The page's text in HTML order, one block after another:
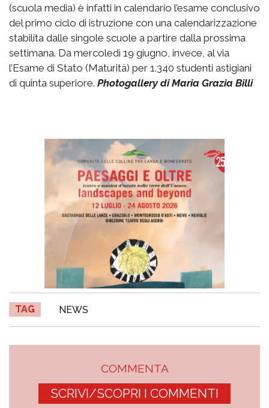
(scuola media) è infatti in calendario l’esame conclusivo
del primo ciclo di istruzione con una calendarizzazione
stabilita dalle singole scuole a partire dalla prossima
settimana. Da mercoledì 19 giugno, invece, al via
l’Esame di Stato (Maturità) per 1.340 studenti astigiani
di quinta superiore. Photogallery di Maria Grazia Billi
TAG NEWS
COMMENTA
SCRIVI/SCOPRI I COMMENTI